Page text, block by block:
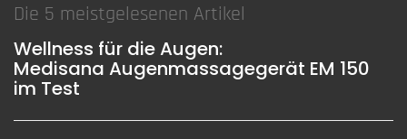
Die 5 meistgelesenen Artikel
Wellness für die Augen:
Medisana Augenmassagegerät EM 150
im Test